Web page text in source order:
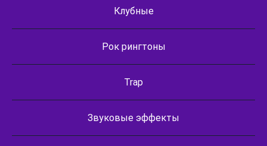
Клубные
Рок рингтоны
Trap
Звуковые эффекты